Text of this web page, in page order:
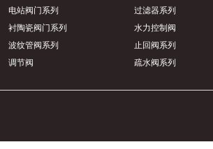
电站阀门系列
衬陶瓷阀门系列
波纹管阀系列
调节阀
过滤器系列
水力控制阀
止回阀系列
疏水阀系列